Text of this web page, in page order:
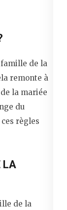
de la
remonte à
la mariée
du
règles
LA
de la